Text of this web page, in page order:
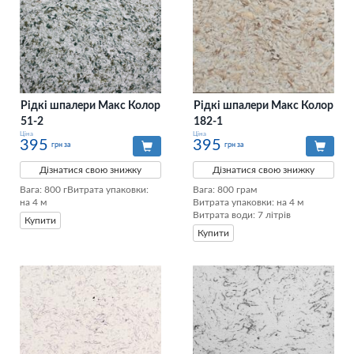
Рідкі шпалери Макс Колор
51-2
Ціна
395 грн за
Дізнатися свою знижку
Вага: 800 гВитрата упаковки:
на 4 м
Купити
Рідкі шпалери Макс Колор
182-1
Ціна
395 грн за
Дізнатися свою знижку
Вага: 800 грам
Витрата упаковки: на 4 м
Витрата води: 7 літрів
Купити